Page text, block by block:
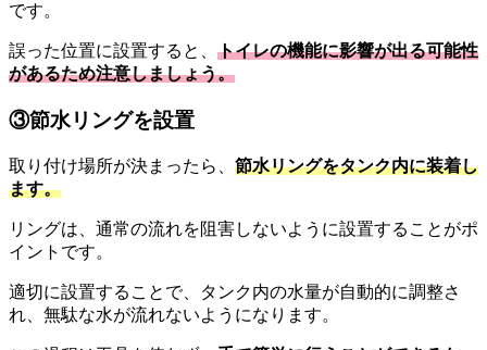
です。
誤った位置に設置すると、 トイレの機能に影響が出る可能性
があるため注意しましょう。
③節水リングを設置
取り付け場所が決まったら、 節水リングをタンク内に装着し
ます。
リングは、通常の流れを阻害しないように設置することがポ
イントです。
適切に設置することで、タンク内の水量が自動的に調整さ
れ、無駄な水が流れないようになります。